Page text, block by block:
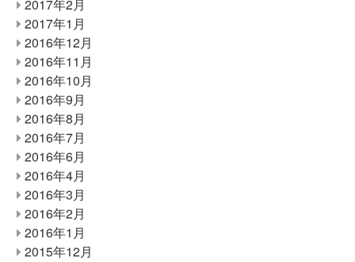
2017年2月
2017年1月
2016年12月
2016年11月
2016年10月
2016年9月
2016年8月
2016年7月
2016年6月
2016年4月
2016年3月
2016年2月
2016年1月
2015年12月